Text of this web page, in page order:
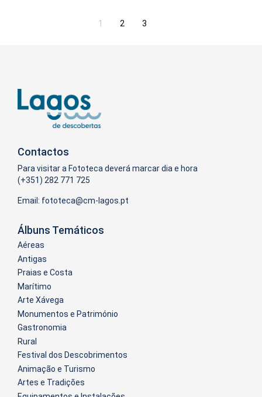
1 2 3
Contactos
Para visitar a Fototeca deverá marcar dia e hora
(+351) 282 771 725
Email:
Álbuns Temáticos
Aéreas
Antigas
Praias e Costa
Marítimo
Arte Xávega
Monumentos e Património
Gastronomia
Rural
Festival dos Descobrimentos
Animação e Turismo
Artes e Tradições